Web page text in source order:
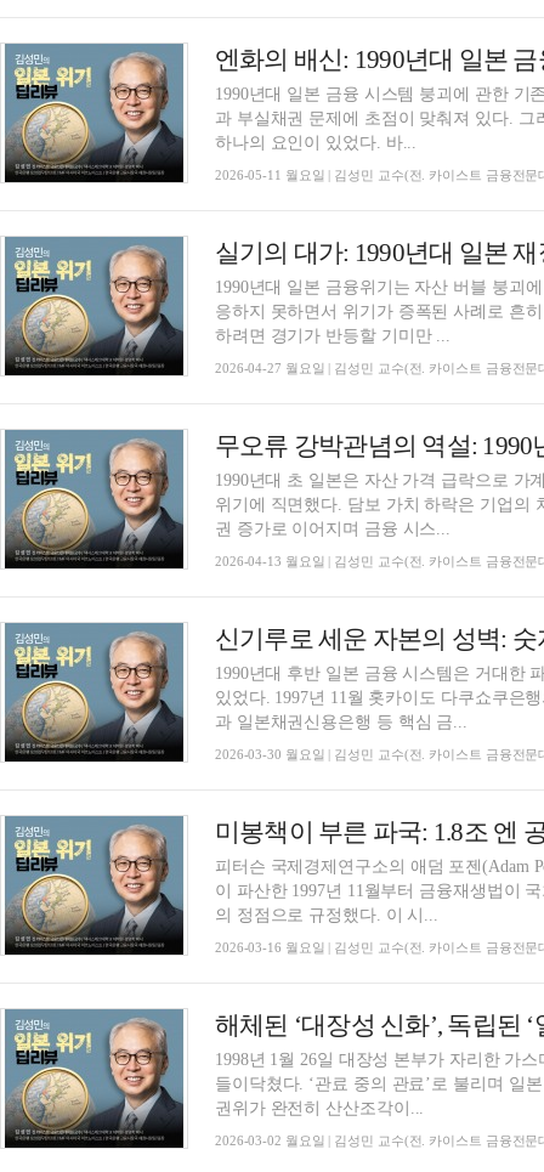
1990년대 일본 금융 시스템 붕괴에 관한 기
과 부실채권 문제에 초점이 맞춰져 있다.
하나의 요인이 있었다. 바...
2026-05-11 월요일 | 김성민 교수(전. 카이스트 금융전문
1990년대 일본 금융위기는 자산 버블 붕괴
응하지 못하면서 위기가 증폭된 사례로 흔
하려면 경기가 반등할 기미만 ...
2026-04-27 월요일 | 김성민 교수(전. 카이스트 금융전문
1990년대 초 일본은 자산 가격 급락으로 가
위기에 직면했다. 담보 가치 하락은 기업의
권 증가로 이어지며 금융 시스...
2026-04-13 월요일 | 김성민 교수(전. 카이스트 금융전문
1990년대 후반 일본 금융 시스템은 거대한
있었다. 1997년 11월 홋카이도 다쿠쇼쿠은
과 일본채권신용은행 등 핵심 금...
2026-03-30 월요일 | 김성민 교수(전. 카이스트 금융전문
피터슨 국제경제연구소의 애덤 포젠(Adam
이 파산한 1997년 11월부터 금융재생법이
의 정점으로 규정했다. 이 시...
2026-03-16 월요일 | 김성민 교수(전. 카이스트 금융전문
1998년 1월 26일 대장성 본부가 자리한 가
들이닥쳤다. ‘관료 중의 관료’로 불리며 일
권위가 완전히 산산조각이...
2026-03-02 월요일 | 김성민 교수(전. 카이스트 금융전문